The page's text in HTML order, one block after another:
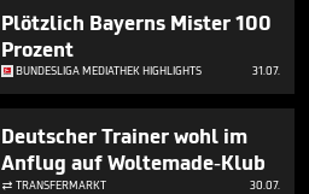
Plötzlich Bayerns Mister 100
Prozent
BUNDESLIGA MEDIATHEK HIGHLIGHTS 31.07.
Deutscher Trainer wohl im
Anflug auf Woltemade-Klub
 TRANSFERMARKT 30.07.